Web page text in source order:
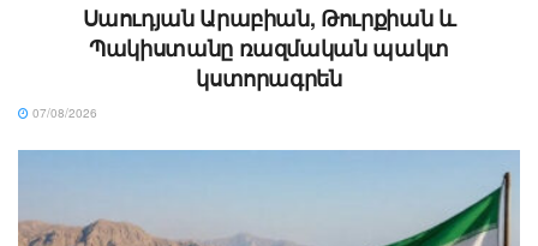
Սաուդյան Արաբիան, Թուրքիան և
Պակիստանը ռազմական պակտ
կստորագրեն
07/08/2026